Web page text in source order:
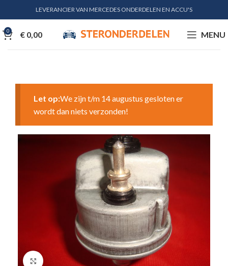
LEVERANCIER VAN MERCEDES ONDERDELEN EN ACCU'S
0 € 0,00 MENU
Let op:We zijn t/m 14 augustus gesloten er
wordt dan niets verzonden!
Klik voor vergroting